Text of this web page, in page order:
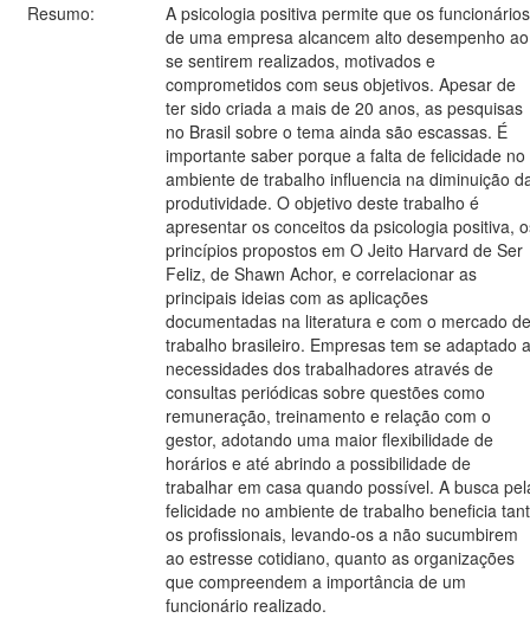
Resumo:
A psicologia positiva permite que os funcionários
de uma empresa alcancem alto desempenho ao
se sentirem realizados, motivados e
comprometidos com seus objetivos. Apesar de
ter sido criada a mais de 20 anos, as pesquisas
no Brasil sobre o tema ainda são escassas. É
importante saber porque a falta de felicidade no
ambiente de trabalho influencia na diminuição
produtividade. O objetivo deste trabalho é
apresentar os conceitos da psicologia positiva,
princípios propostos em O Jeito Harvard de Ser
Feliz, de Shawn Achor, e correlacionar as
principais ideias com as aplicações
documentadas na literatura e com o mercado de
trabalho brasileiro. Empresas tem se adaptado a
necessidades dos trabalhadores através de
consultas periódicas sobre questões como
remuneração, treinamento e relação com o
gestor, adotando uma maior flexibilidade de
horários e até abrindo a possibilidade de
trabalhar em casa quando possível. A busca
felicidade no ambiente de trabalho beneficia
os profissionais, levando-os a não sucumbirem
ao estresse cotidiano, quanto as organizações
que compreendem a importância de um
funcionário realizado.